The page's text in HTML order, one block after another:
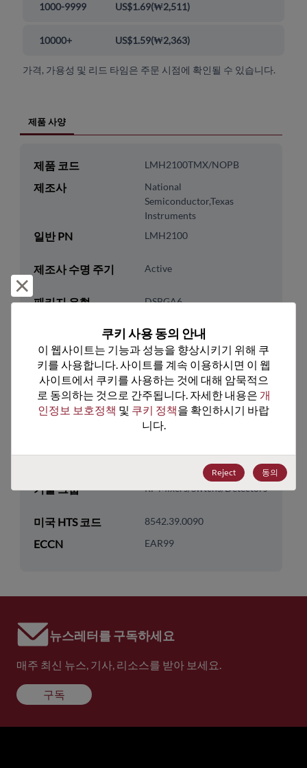
1000-9999 US$1.69(₩2,511)
10000+ US$1.59(₩2,363)
가격, 가용성 및 리드 타임은 주문 시점에 확인될 수 있습니다.
제품 사양
제품 코드 LMH2100TMX/NOPB
제조사
National
Semiconductor,Texas
Instruments
일반 PN LMH2100
제조사 수명 주기 Active
패키지 유형 DSBGA6
ROHS 준수 Yes
리드프리 Yes
패키지 유형 Tape & Reel
패키지 수량 3000
RF & Microwave
기술 그룹 RF Mixers/Swtchs/Detectors
미국 HTS 코드 8542.39.0090
ECCN EAR99
뉴스레터를 구독하세요
매주 최신 뉴스, 기사, 리소스를 받아 보세요.
구독
쿠키 사용 동의 안내
이 웹사이트는 기능과 성능을 향상시키기 위해 쿠
키를 사용합니다. 사이트를 계속 이용하시면 이 웹
사이트에서 쿠키를 사용하는 것에 대해 암묵적으
로 동의하는 것으로 간주됩니다. 자세한 내용은 개
인정보 보호정책 및 쿠키 정책을 확인하시기 바랍
니다.
Reject 동의